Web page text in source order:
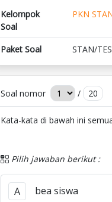
Kelompok
Soal
PKN
Paket Soal STAN/
Soal nomor / 20
Kata-kata di bawah ini
Pilih jawaban berikut :
A bea siswa